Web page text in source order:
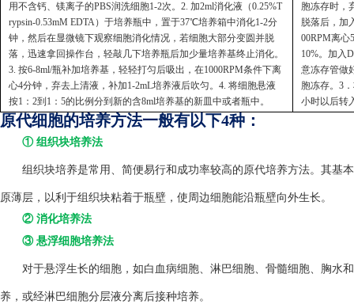
用不含钙、镁离子的PBS润洗细胞1-2次。2. 加2ml消化液（0.25%T
rypsin-0.53mM EDTA）于培养瓶中，置于37℃培养箱中消化1-2分
钟，然后在显微镜下观察细胞消化情况，若细胞大部分变圆并脱
落，迅速拿回操作台，轻敲几下培养瓶后加少量培养基终止消化。
3. 按6-8ml/瓶补加培养基，轻轻打匀后吸出，在1000RPM条件下离
心4分钟，弃去上清液，补加1-2mL培养液后吹匀。4. 将细胞悬液
按1：2到1：5的比例分到新的含8ml培养基的新皿中或者瓶中。
胞冻存时，
脱落后，加
00RPM离心
10%。加入
意冻存管做
胞冻存。3
小时以后转
原代细胞的培养方法一般有以下4种：
① 组织块培养法
组织块培养是常用、简便易行和成功率较高的原代培养方法。其基
原薄层，以利于组织块粘着于瓶壁，使周边细胞能沿瓶壁向外生长。
② 消化培养法
③ 悬浮细胞培养法
对于悬浮生长的细胞，如白血病细胞、淋巴细胞、骨髓细胞、胸水
养，或经淋巴细胞分层液分离后接种培养。